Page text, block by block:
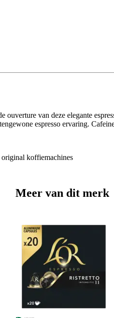
ouverture van deze elegante
espresso ervaring.
koffiemachines
Meer van dit merk